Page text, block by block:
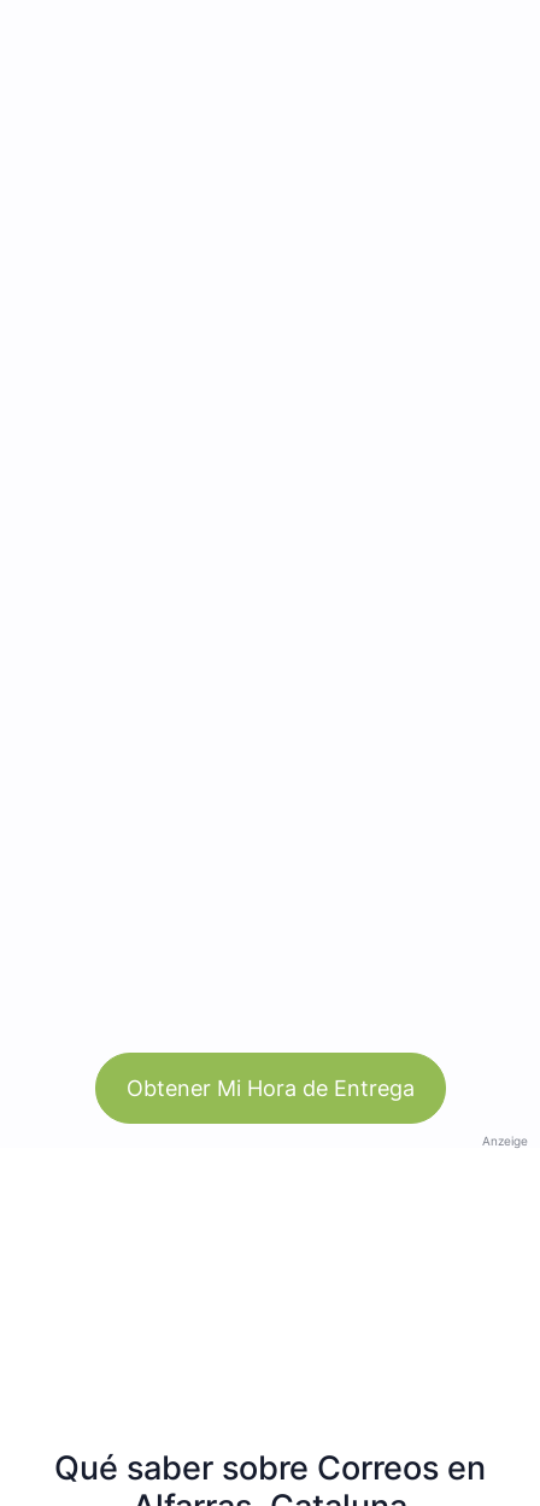
Obtener Mi Hora de Entrega
Anzeige
Qué saber sobre Correos en